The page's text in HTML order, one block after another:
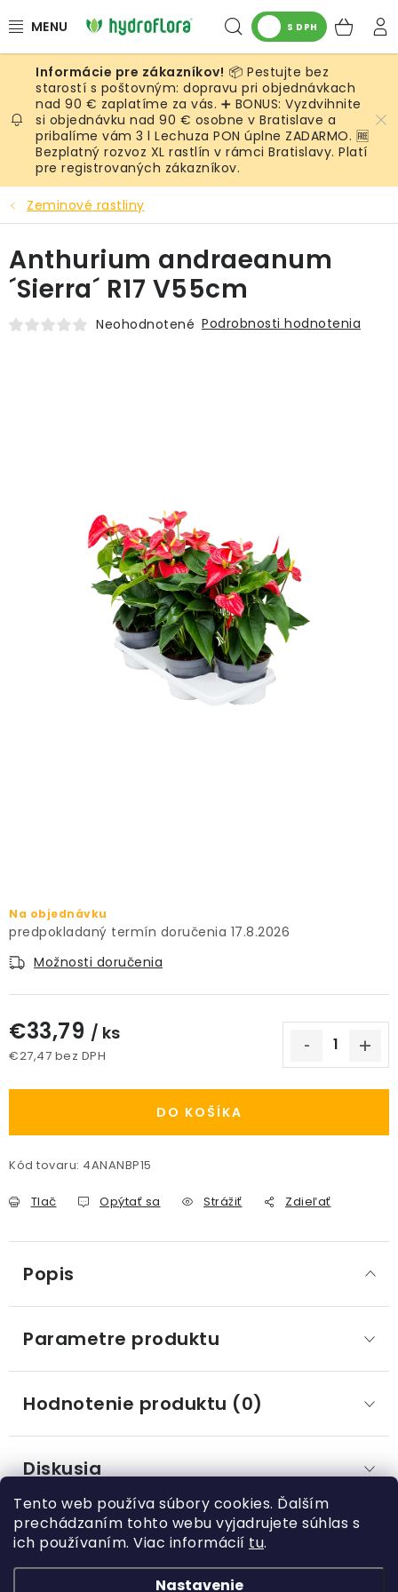
Tento web používa súbory cookies. Ďalším
prechádzaním tohto webu vyjadrujete súhlas s
ich používaním. Viac informácií tu.
Nastavenie
na
Hľadať
S DPH
RASTLINY
UMELÉ RASTLINY
KVETINÁČE
SUBSTRÁTY A PRÍSLUŠENSTVO
SERVIS INTERIÉROVEJ ZELENE
NA OBJEDNÁVKU
KVETINÁČE A OBALY NA RASTLINY
ZNAČKY
Podmienky ochrany osobných údajov
Spôsoby platby
Kontakt / Právne údaje
📦 Pestujte bez
starostí s poštovným: dopravu pri objednávkach
nad 90 € zaplatíme za vás. ➕ BONUS: Vyzdvihnite
si objednávku nad 90 € osobne v Bratislave a
pribalíme vám 3 l Lechuza PON úplne ZADARMO. 🆓
Bezplatný rozvoz XL rastlín v rámci Bratislavy. Platí
pre registrovaných zákazníkov.
Zeminové rastliny
Na objednávku
17.8.2026
Možnosti doručenia
€33,79 / ks
€27,47 bez DPH
DO KOŠÍKA
Kód tovaru: 4ANANBP15
Tlač Opýtať sa Strážiť Zdieľať
Anthurium andraeanum
´Sierra´ R17 V55cm
Neohodnotené Podrobnosti hodnotenia
Popis
Parametre produktu
Hodnotenie produktu (0)
Diskusia
á